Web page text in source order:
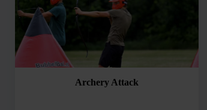
Archery Attack